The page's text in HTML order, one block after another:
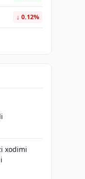
↓ 0.12%
xodimi